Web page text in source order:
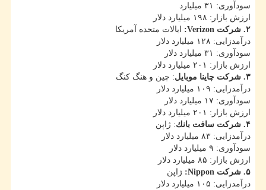
سودآوری: ۳۱ میلیارد
ارزش بازار: ۱۹۸ میلیارد دلار
۲. شركت Verizon:
ایالات متحده آمریكا
درآمدزایی: ۱۲۸ میلیارد دلار
سودآوری: ۳۱ میلیارد دلار
ارزش بازار: ۲۰۱ میلیارد دلار
۳. شركت چاینا موبایل
: چین و هنگ كنگ
درآمدزایی: ۱۰۹ میلیارد دلار
سودآوری: ۱۷ میلیارد دلار
ارزش بازار: ۲۰۱ میلیارد دلار
۴. شركت سافت بانك
: ژاپن
درآمدزایی: ۸۳ میلیارد دلار
سودآوری: ۹ میلیارد دلار
ارزش بازار: ۸۵ میلیارد دلار
۵. شركت Nippon:
ژاپن
درآمدزایی: ۱۰۵ میلیارد دلار